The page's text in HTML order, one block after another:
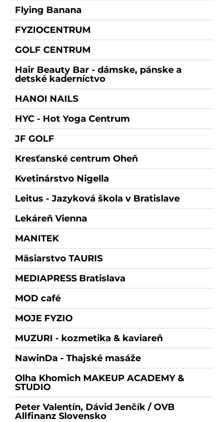
Flying Banana
FYZIOCENTRUM
GOLF CENTRUM
Hair Beauty Bar - dámske, pánske a
detské kaderníctvo
HANOI NAILS
HYC - Hot Yoga Centrum
JF GOLF
Kresťanské centrum Oheň
Kvetinárstvo Nigella
Leitus - Jazyková škola v Bratislave
Lekáreň Vienna
MANITEK
Mäsiarstvo TAURIS
MEDIAPRESS Bratislava
MOD café
MOJE FYZIO
MUZURI - kozmetika & kaviareň
NawinDa - Thajské masáže
Olha Khomich MAKEUP ACADEMY &
STUDIO
Peter Valentín, Dávid Jenčík / OVB
Allfinanz Slovensko